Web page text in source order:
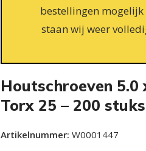
bestellingen
staan wij weer
Houtschroeven
Torx 25 – 200 stuks
Artikelnummer: W0001447